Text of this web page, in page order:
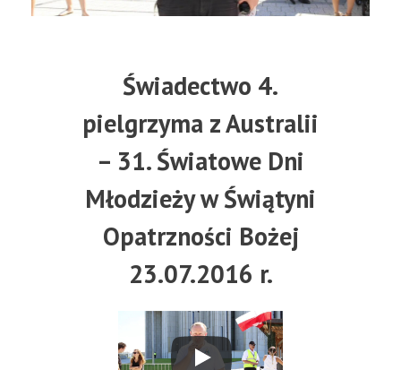
Świadectwo 4.
pielgrzyma z Australii
– 31. Światowe Dni
Młodzieży w Świątyni
Opatrzności Bożej
23.07.2016 r.